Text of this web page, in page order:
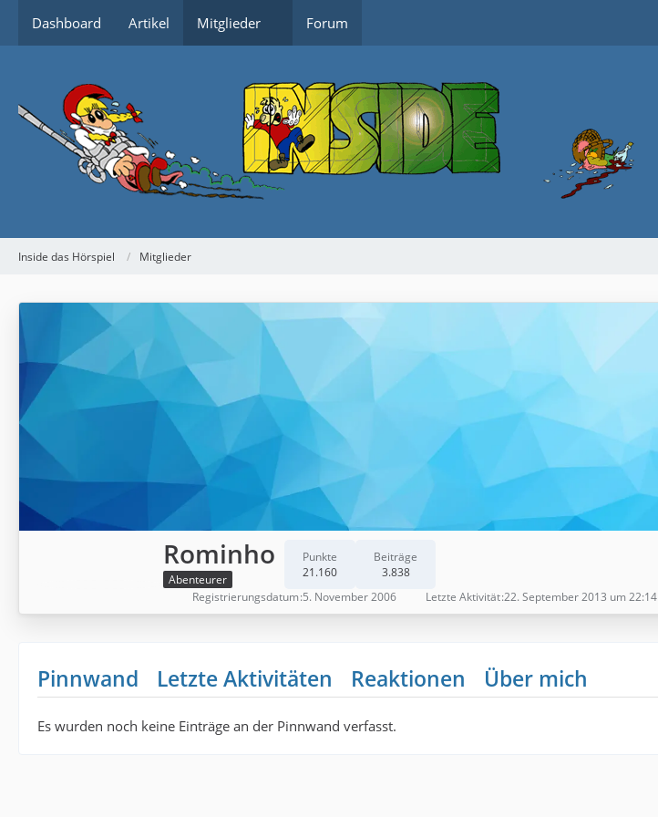
Dashboard Artikel Mitglieder Forum
Inside das Hörspiel Mitglieder
Rominho
Abenteurer
Punkte
21.160
Beiträge
3.838
Registrierungsdatum 5. November 2006 Letzte Aktivität 22. September 2013 um 22:14
Pinnwand Letzte Aktivitäten Reaktionen Über mich
Es wurden noch keine Einträge an der Pinnwand verfasst.